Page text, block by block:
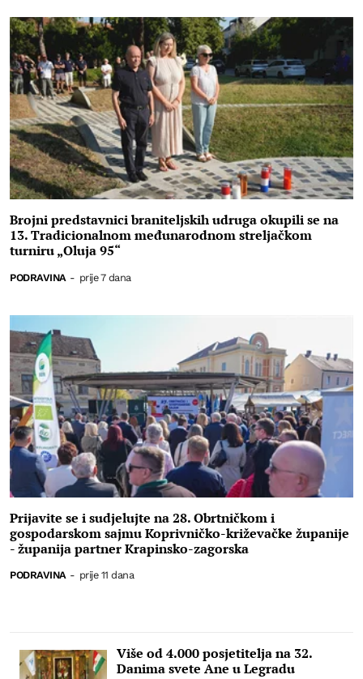
Brojni predstavnici braniteljskih udruga okupili se na
13. Tradicionalnom međunarodnom streljačkom
turniru „Oluja 95“
PODRAVINA - prije 7 dana
Prijavite se i sudjelujte na 28. Obrtničkom i
gospodarskom sajmu Koprivničko-križevačke županije
- županija partner Krapinsko-zagorska
PODRAVINA - prije 11 dana
Više od 4.000 posjetitelja na 32.
Danima svete Ane u Legradu